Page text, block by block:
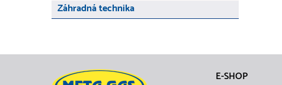
Záhradná technika
E-SHOP